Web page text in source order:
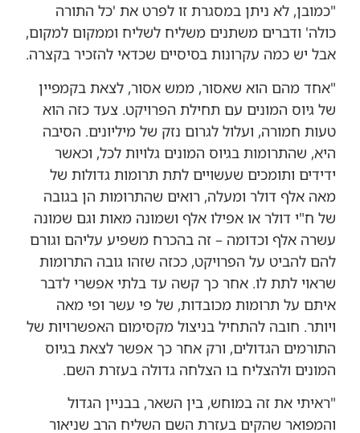
"כמובן, לא ניתן במסגרת זו לפרט את 'כל התורה
כולה' ודברים משתנים משליח לשליח וממקום למקום,
אבל יש כמה עקרונות בסיסיים שכדאי להזכיר בקצרה.
"אחד מהם הוא שאסור, ממש אסור, לצאת בקמפיין
של גיוס המונים עם תחילת הפרויקט. צעד כזה הוא
טעות חמורה, ועלול לגרום נזק של מיליונים. הסיבה
היא, שהתרומות בגיוס המונים גלויות לכל, וכאשר
ידידים ותומכים שעשויים לתת תרומות גדולות של
מאה אלף דולר ומעלה, רואים שהתרומות הן בגובה
של ח"י דולר או אפילו אלף ושמונה מאות וגם שמונה
עשרה אלף וכדומה – זה בהכרח משפיע עליהם וגורם
להם להביט על הפרויקט, ככזה שזהו גובה התרומות
שראוי לתת לו. אחר כך קשה עד בלתי אפשרי לדבר
איתם על תרומות מכובדות, של פי עשר ופי מאה
ויותר. חובה להתחיל בניצול מקסימום האפשרויות של
התורמים הגדולים, ורק אחר כך אפשר לצאת בגיוס
המונים ולהצליח בו הצלחה גדולה בעזרת השם.
"ראיתי את זה במוחש, בין השאר, בבניין הגדול
והמפואר שהקים בעזרת השם השליח הרב שניאור